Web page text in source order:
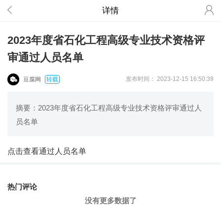
详情
2023年度省石化工程高级专业技术资格评
审通过人员名单
豆腐网 转载 ： 2023-12-15 16:50:39
发布时间
摘要：2023年度省石化工程高级专业技术资格评审通过人
员名单
点击查看通过人员名单
热门评论
没有更多数据了